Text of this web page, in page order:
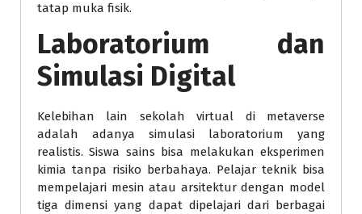
tatap muka fisik.
Laboratorium dan
Simulasi Digital
Kelebihan lain sekolah virtual di metaverse
adalah adanya simulasi laboratorium yang
realistis. Siswa sains bisa melakukan eksperimen
kimia tanpa risiko berbahaya. Pelajar teknik bisa
mempelajari mesin atau arsitektur dengan model
tiga dimensi yang dapat dipelajari dari berbagai